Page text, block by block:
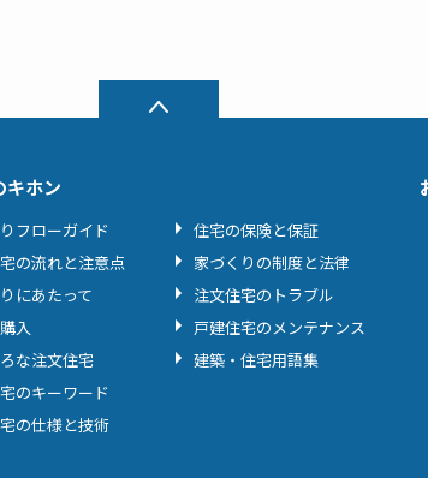
キホン
フローガイド
の流れと注意点
にあたって
入
な注文住宅
のキーワード
の仕様と技術
住宅の保険と保証
家づくりの制度と法律
注文住宅のトラブル
戸建住宅のメンテナンス
建築・住宅用語集